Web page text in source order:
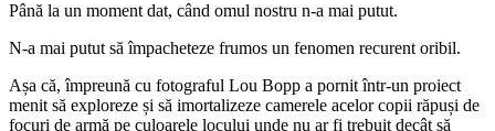
Până la un moment dat, când omul nostru n-a mai putut.
N-a mai putut să împacheteze frumos un fenomen recurent oribil.
Așa că, împreună cu fotograful Lou Bopp a pornit într-un proiect
menit să exploreze și să imortalizeze camerele acelor copii răpuși de
focuri de armă pe culoarele locului unde nu ar fi trebuit decât să